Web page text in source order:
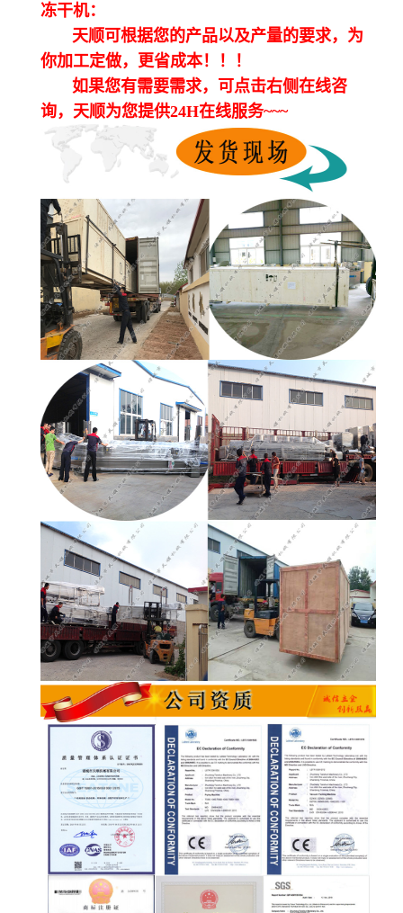
冻干机：
天顺可根据您的产品以及产量的要求，为
你加工定做，更省成本！！！
如果您有需要需求，可点击右侧在线咨
询，天顺为您提供24H在线服务~~~